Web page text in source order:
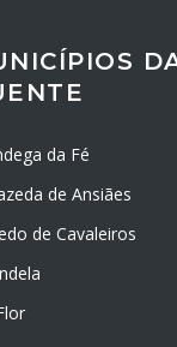
da Fé
de Ansiães
de Cavaleiros